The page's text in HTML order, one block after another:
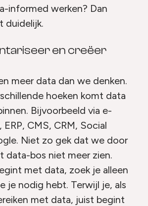
informed werken? Dan
duidelijk.
en creëer
meer data dan we denken.
hoeken komt data
Bijvoorbeeld via e-
ERP, CMS, CRM, Social
Niet zo gek dat we door
data-bos niet meer zien.
met data, zoek je alleen
je nodig hebt. Terwijl je, als
met data, juist begint